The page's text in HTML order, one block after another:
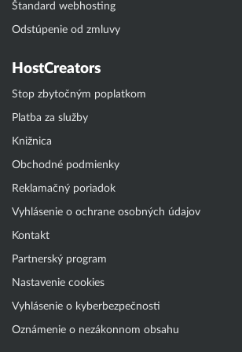
Štandard webhosting
Odstúpenie od zmluvy
HostCreators
Stop zbytočným poplatkom
Platba za služby
Knižnica
Obchodné podmienky
Reklamačný poriadok
Vyhlásenie o ochrane osobných údajov
Kontakt
Partnerský program
Nastavenie cookies
Vyhlásenie o kyberbezpečnosti
Oznámenie o nezákonnom obsahu